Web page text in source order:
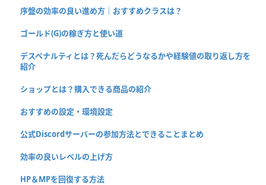
序盤の効率の良い進め方｜おすすめクラスは？
ゴールド(G)の稼ぎ方と使い道
デスペナルティとは？死んだらどうなるかや経験値の取り返し方を
紹介
ショップとは？購入できる商品の紹介
おすすめの設定・環境設定
公式Discordサーバーの参加方法とできることまとめ
効率の良いレベルの上げ方
HP＆MPを回復する方法